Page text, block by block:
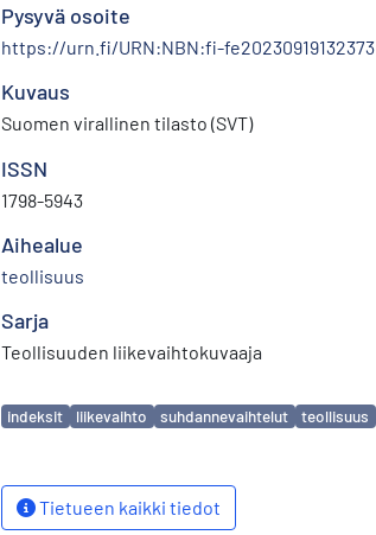
Pysyvä osoite
https://urn.fi/URN:NBN:fi-fe20230919132373
Kuvaus
Suomen virallinen tilasto (SVT)
ISSN
1798-5943
Aihealue
teollisuus
Sarja
Teollisuuden liikevaihtokuvaaja
Avainsanat
indeksit liikevaihto suhdannevaihtelut teollisuus
Tietueen kaikki tiedot